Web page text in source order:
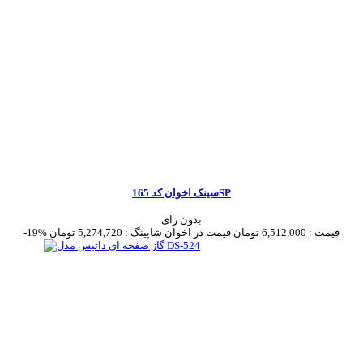
سینک اخوان کد 165SP
بدون رای
-19%
قیمت : 6,512,000 تومان قیمت در اخوان شاپینگ : 5,274,720 تومان